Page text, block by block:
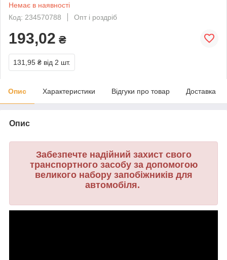
Немає в наявності
Код: 234570788
Опт і роздріб
193,02 ₴
131,95 ₴ від 2 шт.
Опис Характеристики Відгуки про товар Доставка
Опис
Забезпечте надійний захист свого
транспортного засобу за допомогою
великого набору запобіжників для
автомобіля.